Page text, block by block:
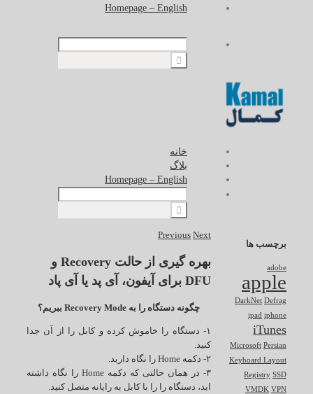
Homepage – English
خانه
بلاگ
Homepage – English
Previous Next
بهره گیری از حالت Recovery و
DFU برای آیفون، آی پد یا آی پاد
چگونه دستگاه را به Recovery Mode ببریم؟
۱- دستگاه را خاموش کرده و کابل را از آن جدا
کنید.
۳- در همان حالتی که دکمه Home را نگاه داشته
اید، دستگاه را را با کابل به رایانه متصل کنید.
برچسب ها
adobe
apple
DarkNet Defrag
ipad iphone
iTunes
Microsoft Persian
Keyboard Layout
Registry
VMDK